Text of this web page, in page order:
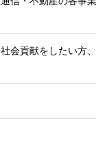
会貢献をしたい方